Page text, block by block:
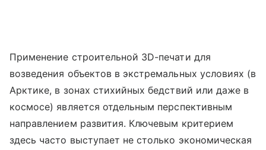
Применение строительной 3D-печати для
возведения объектов в экстремальных условиях (в
Арктике, в зонах стихийных бедствий или даже в
космосе) является отдельным перспективным
направлением развития. Ключевым критерием
здесь часто выступает не столько экономическая